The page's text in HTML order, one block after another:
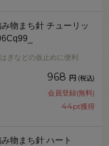
物まち針 チューリッ
ぎなどの仮止めに便利
968 円 (税込)
会員登録(無料)
44pt獲得
物まち針 ハート